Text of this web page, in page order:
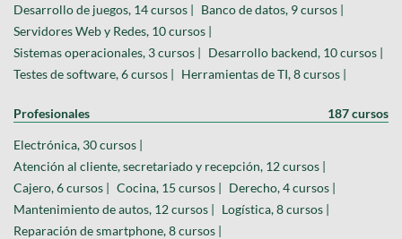
Desarrollo de juegos, 14 cursos | Banco de datos, 9 cursos |
Servidores Web y Redes, 10 cursos |
Sistemas operacionales, 3 cursos | Desarrollo backend, 10 cursos |
Testes de software, 6 cursos | Herramientas de TI, 8 cursos |
Profesionales 187 cursos
Electrónica, 30 cursos |
Atención al cliente, secretariado y recepción, 12 cursos |
Cajero, 6 cursos | Cocina, 15 cursos | Derecho, 4 cursos |
Mantenimiento de autos, 12 cursos | Logística, 8 cursos |
Reparación de smartphone, 8 cursos |